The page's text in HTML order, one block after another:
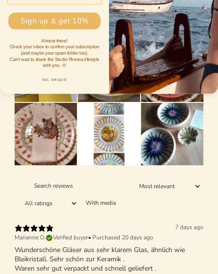
/ 5653 reviews
With media
7 days ago
Marianne O.
Verified buyer• Purchased 20 days ago
Wunderschöne Gläser aus sehr klarem Glas, ähnlich wie
Bleikristall. Sehr schön zur Keramik .
Waren sehr gut verpackt und schnell geliefert .
Sign up & get 10%
Almost there!
Check your inbox to confirm your subscription
(and maybe your spam folder too).
Can’t wait to share the Studio Riviera lifestyle
with you. 🌞
NO, GRAZiE